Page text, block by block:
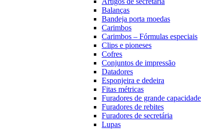
Balanças
Bandeja porta moedas
Carimbos
Carimbos – Fórmulas especiais
Clips e pioneses
Cofres
Conjuntos de impressão
Datadores
Esponjeira e dedeira
Fitas métricas
Furadores de grande capacidade
Furadores de rebites
Furadores de secretária
Lupas